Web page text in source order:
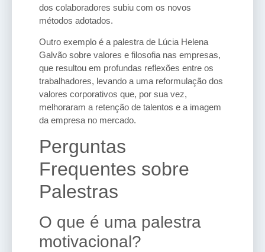
dos colaboradores subiu com os novos
métodos adotados.
Outro exemplo é a palestra de Lúcia Helena
Galvão sobre valores e filosofia nas empresas,
que resultou em profundas reflexões entre os
trabalhadores, levando a uma reformulação dos
valores corporativos que, por sua vez,
melhoraram a retenção de talentos e a imagem
da empresa no mercado.
Perguntas
Frequentes sobre
Palestras
O que é uma palestra
motivacional?